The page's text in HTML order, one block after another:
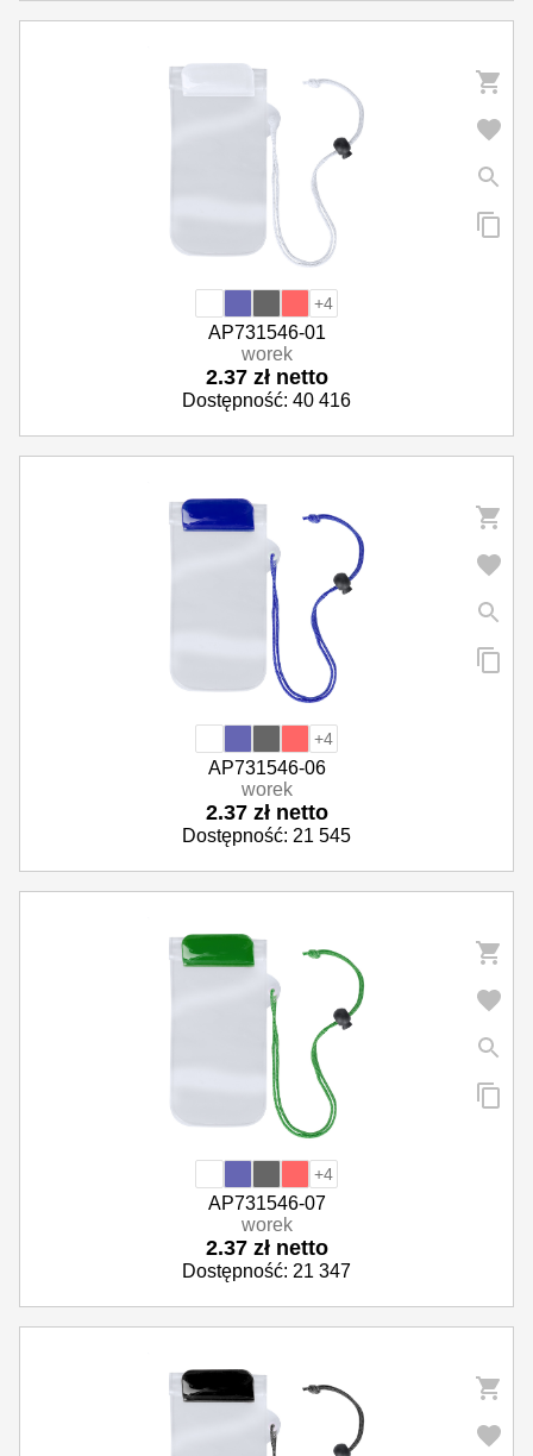
+4
AP731546-01
worek
2.37 zł netto
Dostępność: 40 416
+4
AP731546-06
worek
2.37 zł netto
Dostępność: 21 545
+4
AP731546-07
worek
2.37 zł netto
Dostępność: 21 347